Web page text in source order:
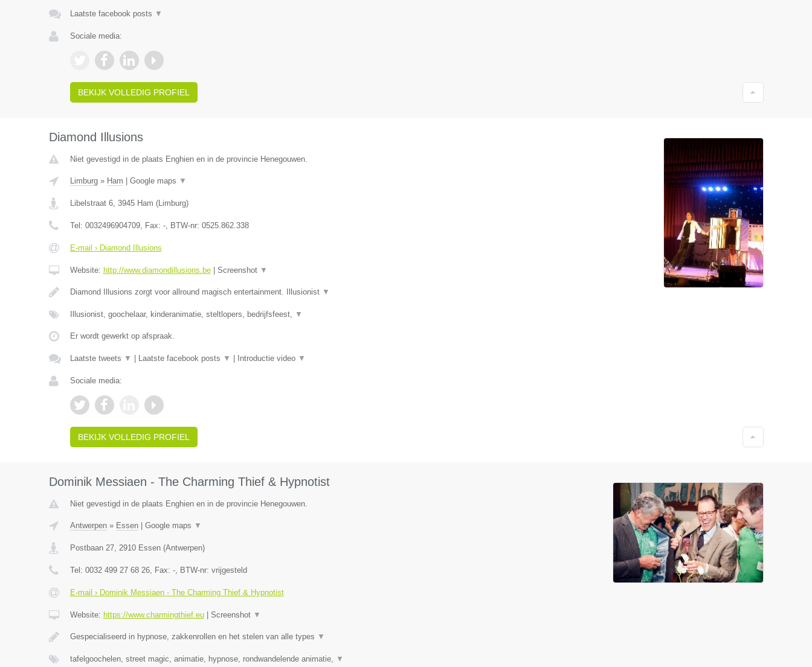
Laatste facebook posts ▼
Sociale media:
BEKIJK VOLLEDIG PROFIEL
Diamond Illusions
Niet gevestigd in de plaats Enghien en in de provincie Henegouwen.
Limburg» Ham Google maps ▼
Libelstraat 6, 3945 Ham (Limburg)
Tel: 0032496904709, Fax: -, BTW-nr: 0525.862.338
E-mail › Diamond Illusions
Website: http://www.diamondillusions.be| Screenshot ▼
Diamond Illusions zorgt voor allround magisch entertainment. Illusionist ▼
Illusionist, goochelaar, kinderanimatie, steltlopers, bedrijfsfeest, ▼
Er wordt gewerkt op afspraak.
Laatste tweets ▼ Laatste facebook posts ▼ Introductie video ▼
Sociale media:
BEKIJK VOLLEDIG PROFIEL
Dominik Messiaen - The Charming Thief & Hypnotist
Niet gevestigd in de plaats Enghien en in de provincie Henegouwen.
Antwerpen» Essen| Google maps ▼
Postbaan 27, 2910 Essen(Antwerpen)
Tel: 0032 499 27 68 26, Fax: -, BTW-nr: vrijgesteld
E-mail › Dominik Messiaen - The Charming Thief & Hypnotist
Website: https://www.charmingthief.eu| Screenshot ▼
Gespecialiseerd in hypnose, zakkenrollen en het stelen van alle types ▼
tafelgoochelen, street magic, animatie, hypnose, rondwandelende animatie, ▼